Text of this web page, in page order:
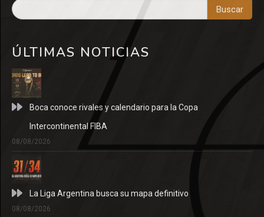
Buscar
ÚLTIMAS NOTICIAS
Boca conoce rivales y calendario para la Copa
Intercontinental FIBA
08/08/2026
La Liga Argentina busca su mapa definitivo
08/08/2026